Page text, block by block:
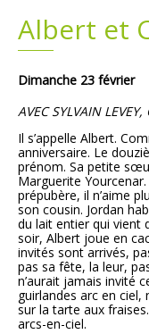
Albert et
Dimanche 23 février
AVEC SYLVAIN
Il s’appelle Albert.
anniversaire. Le
prénom. Sa petite
Marguerite
prépubère, il n’aime
son cousin. Jordan
du lait entier qui vient
soir, Albert joue en
invités sont arrivés,
pas sa fête, la leur,
n’aurait jamais invité
guirlandes arc en ciel,
sur la tarte aux
arcs-en-ciel.
Plans
Demandes légales
Emploi
Marchés publics
Grands projets